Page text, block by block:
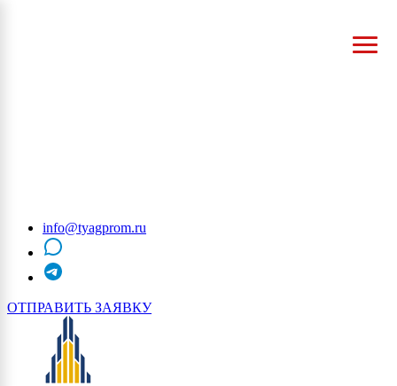
info@tyagprom.ru
ОТПРАВИТЬ ЗАЯВКУ